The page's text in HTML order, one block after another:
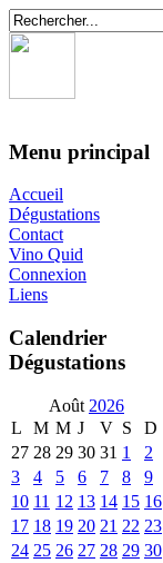
Menu principal
Accueil
Dégustations
Contact
Vino Quid
Connexion
Liens
Calendrier
Dégustations
Août 2026
L
M M J V S
D
27 28 29 30 31 1
2
3
4 5 6 7 8
9
10 11 12 13 14 15 16
17 18 19 20 21 22 23
24 25 26 27 28 29 30